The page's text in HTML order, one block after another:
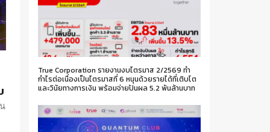
True Corporation รายงานงบไตรมาส 2/2569 ทำ
กำไรต่อเนื่องเป็นไตรมาสที่ 6 หนุนด้วยรายได้ที่เติบโต
และวินัยทางการเงิน พร้อมจ่ายปันผล 5.2 พันล้านบาท